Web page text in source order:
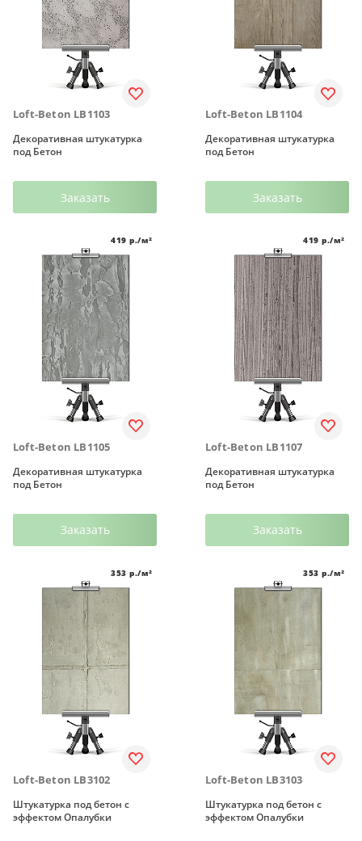
Loft-Beton LB1103
Декоративная штукатурка
под Бетон
Заказать
Loft-Beton LB1104
Декоративная штукатурка
под Бетон
Заказать
Loft-Beton LB1105
Декоративная штукатурка
под Бетон
419 р./м²
Заказать
Loft-Beton LB1107
Декоративная штукатурка
под Бетон
419 р./м²
Заказать
Loft-Beton LB3102
Штукатурка под бетон с
эффектом Опалубки
353 р./м²
Loft-Beton LB3103
Штукатурка под бетон с
эффектом Опалубки
353 р./м²